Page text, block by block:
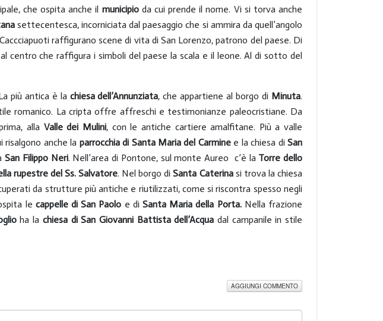
che ospita anche il municipioda cui prende il nome. Vi si torva anche
settecentesca, incorniciata dal paesaggio che si ammira da quell’angolo
raffigurano scene di vita di San Lorenzo, patrono del paese. Di
che raffigura i simboli del paese la scala e il leone. Al di sotto del
più antica è la chiesa dell’Annunziata, che appartiene al borgo di Minuta.
romanico. La cripta offre affreschi e testimonianze paleocristiane. Da
alla Valle dei Mulini, con le antiche cartiere amalfitane. Più a valle
risalgono anche la parrocchia di Santa Maria del Carminee la chiesa diSan
San Filippo Neri. Nell’area di Pontone, sul monte Aureo c’è la Torre dello
rupestre del Ss. Salvatore. Nel borgo diSanta Caterinasi trova la chiesa
da strutture più antiche e riutilizzati, come si riscontra spesso negli
le cappelle di San Paolo e di Santa Maria della Porta. Nella frazione
ha la chiesa di San Giovanni Battista dell’Acqua dal campanile in stile
AGGIUNGI COMMENTO